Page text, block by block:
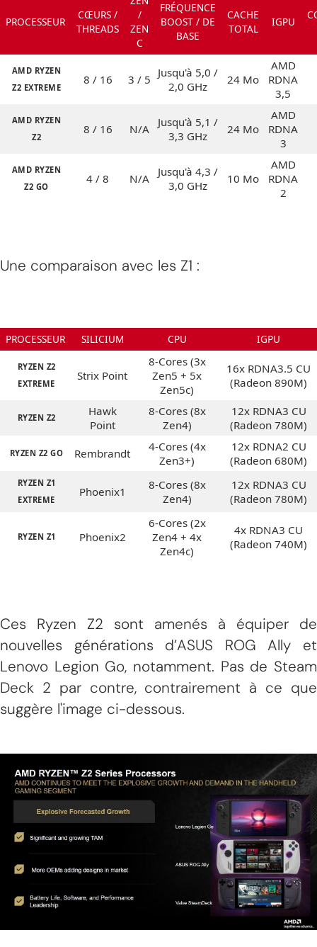
PROCESSEUR
CŒURS /
THREADS
/
ZEN
C
FRÉQUENCE
BOOST / DE
BASE
CACHE
TOTAL
IGPU
AMD RYZEN
Z2 EXTREME
8 / 16 3 / 5 Jusqu'à 5,0 /
2,0 GHz
24 Mo
AMD
RDNA
3,5
AMD RYZEN
Z2
8 / 16 N/A
Jusqu'à 5,1 /
3,3 GHz
24 Mo
AMD
RDNA
3
AMD RYZEN
Z2 GO
4 / 8 N/A
Jusqu'à 4,3 /
3,0 GHz
10 Mo
AMD
RDNA
2
Une comparaison avec les Z1 :
PROCESSEUR SILICIUM CPU IGPU
RYZEN Z2
EXTREME
Strix Point
8-Cores (3x
Zen5 + 5x
Zen5c)
16x RDNA3.5 CU
(Radeon 890M)
RYZEN Z2
Hawk
Point
8-Cores (8x
Zen4)
12x RDNA3 CU
(Radeon 780M)
RYZEN Z2 GO Rembrandt
4-Cores (4x
Zen3+)
12x RDNA2 CU
(Radeon 680M)
RYZEN Z1
EXTREME
Phoenix1
8-Cores (8x
Zen4)
12x RDNA3 CU
(Radeon 780M)
RYZEN Z1 Phoenix2
6-Cores (2x
Zen4 + 4x
Zen4c)
4x RDNA3 CU
(Radeon 740M)
Ces Ryzen Z2 sont amenés à équiper de
nouvelles générations d’ASUS ROG Ally et
Lenovo Legion Go, notamment. Pas de Steam
Deck 2 par contre, contrairement à ce que
suggère l'image ci-dessous.